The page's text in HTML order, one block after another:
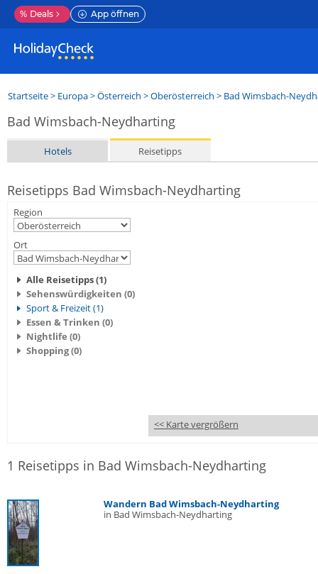
% Deals App öffnen
Startseite> Europa>Österreich >Oberösterreich > Bad Wimsbach-
Bad Wimsbach-Neydharting
Hotels Reisetipps
Reisetipps Bad Wimsbach-Neydharting
Region
Ort
Alle Reisetipps (1)
Sehenswürdigkeiten (0)
Sport & Freizeit (1)
Essen & Trinken (0)
Nightlife (0)
Shopping (0)
<< Karte vergrößern
1 Reisetipps in Bad Wimsbach-Neydharting
Wandern Bad Wimsbach-Neydharting
in Bad Wimsbach-Neydharting